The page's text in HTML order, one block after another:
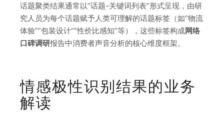
话题聚类结果通常以”话题-关键词列表”形式呈现，由研
究人员为每个话题赋予人类可理解的话题标签（如”物流
体验””包装设计””性价比感知”等），这些标签构成网络
口碑调研报告中消费者声音分析的核心维度框架。
情感极性识别结果的业务
解读